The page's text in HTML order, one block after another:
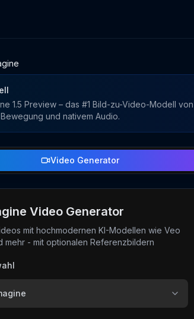
1.5 Preview – das #1 Bild-zu-Video-Modell
und nativem Audio.
Video Generator
Video Generator
mit hochmodernen KI-Modellen wie Veo
mehr - mit optionalen Referenzbildern